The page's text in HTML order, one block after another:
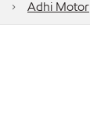
Adhi Motor